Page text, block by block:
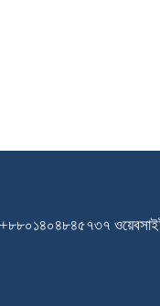
ফোন : +৮৮০১৪০৪৮৪৫৭৩৭